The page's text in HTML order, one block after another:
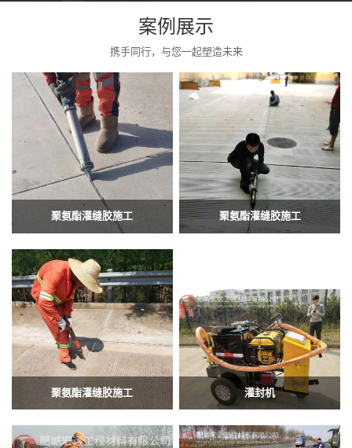
案例展示
携手同行，与您一起塑造未来
聚氨酯灌缝胶施工 聚氨酯灌缝胶施工
聚氨酯灌缝胶施工 灌封机